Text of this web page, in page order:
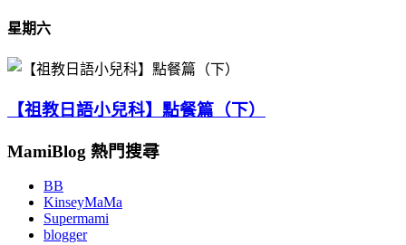
星期六
【祖教日語小兒科】點餐篇（下）
MamiBlog 熱門搜尋
BB
KinseyMaMa
Supermami
blogger